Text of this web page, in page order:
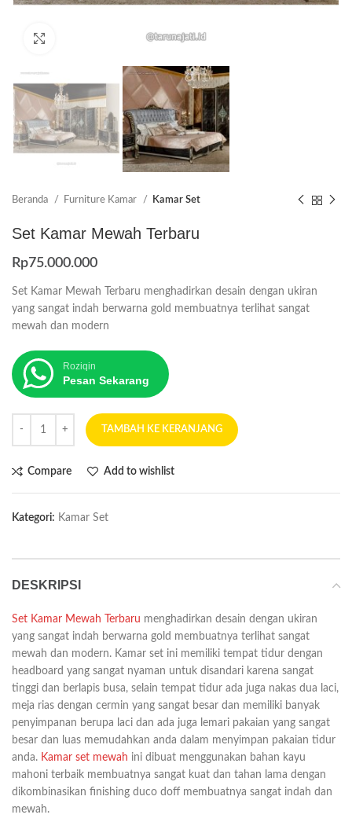
Beranda Furniture Kamar Kamar Set
Set Kamar Mewah Terbaru
Rp75.000.000
Set Kamar Mewah Terbaru menghadirkan desain dengan ukiran
yang sangat indah berwarna gold membuatnya terlihat sangat
mewah dan modern
Roziqin
Pesan Sekarang
TAMBAH KE KERANJANG
Compare Add to wishlist
Kategori: Kamar Set
DESKRIPSI
Set Kamar Mewah Terbaru menghadirkan desain dengan ukiran
yang sangat indah berwarna gold membuatnya terlihat sangat
mewah dan modern. Kamar set ini memiliki tempat tidur dengan
headboard yang sangat nyaman untuk disandari karena sangat
tinggi dan berlapis busa, selain tempat tidur ada juga nakas dua laci,
meja rias dengan cermin yang sangat besar dan memiliki banyak
penyimpanan berupa laci dan ada juga lemari pakaian yang sangat
besar dan luas memudahkan anda dalam menyimpan pakaian tidur
anda. Kamar set mewah ini dibuat menggunakan bahan kayu
mahoni terbaik membuatnya sangat kuat dan tahan lama dengan
dikombinasikan finishing duco doff membuatnya sangat indah dan
mewah.